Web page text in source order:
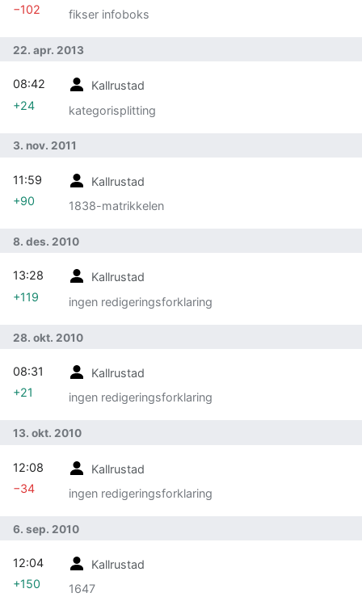
fikser infoboks
−102
22. apr. 2013
Kallrustad
kategorisplitting
08:42
+24
3. nov. 2011
Kallrustad
1838-matrikkelen
11:59
+90
8. des. 2010
Kallrustad
ingen redigeringsforklaring
13:28
+119
28. okt. 2010
Kallrustad
ingen redigeringsforklaring
08:31
+21
13. okt. 2010
Kallrustad
ingen redigeringsforklaring
12:08
−34
6. sep. 2010
Kallrustad
1647
12:04
+150